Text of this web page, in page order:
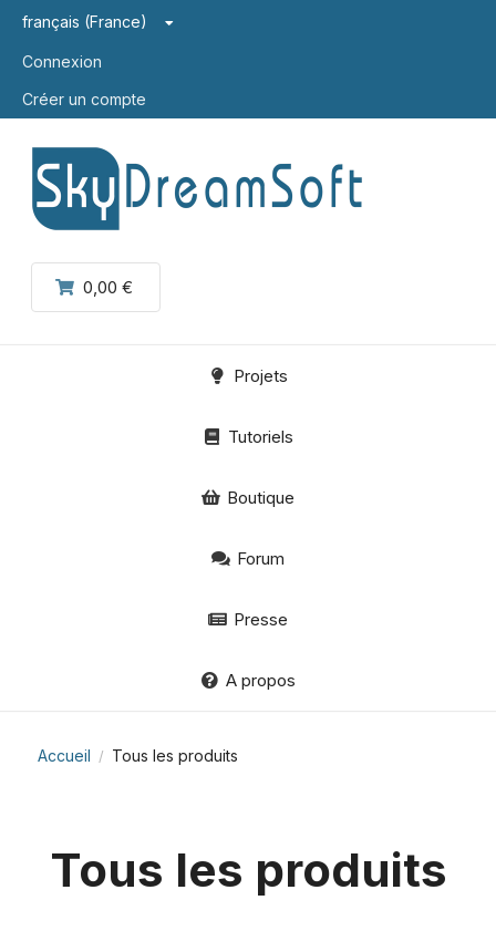
français (France)
Connexion
Créer un compte
0,00 €
Projets
Tutoriels
Boutique
Forum
Presse
A propos
Accueil / Tous les produits
Tous les produits